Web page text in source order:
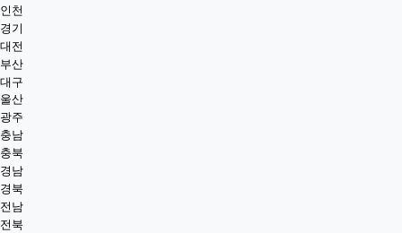
인천
경기
대전
부산
대구
울산
광주
충남
충북
경남
경북
전남
전북